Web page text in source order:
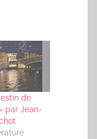
de
par Jean-